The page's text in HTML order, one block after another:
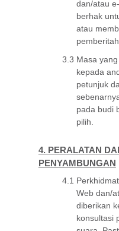
dan/atau
berhak
atau
3.3 Masa
kepada
petunjuk
pada budi
pilih.
4. PERALATAN
PENYAMBUNGAN
4.1
Web dan/
diberikan
konsultasi